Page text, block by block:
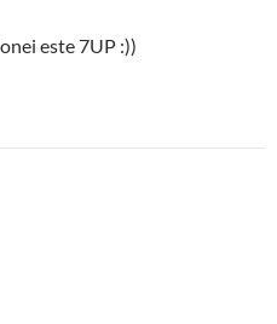
este 7UP :))